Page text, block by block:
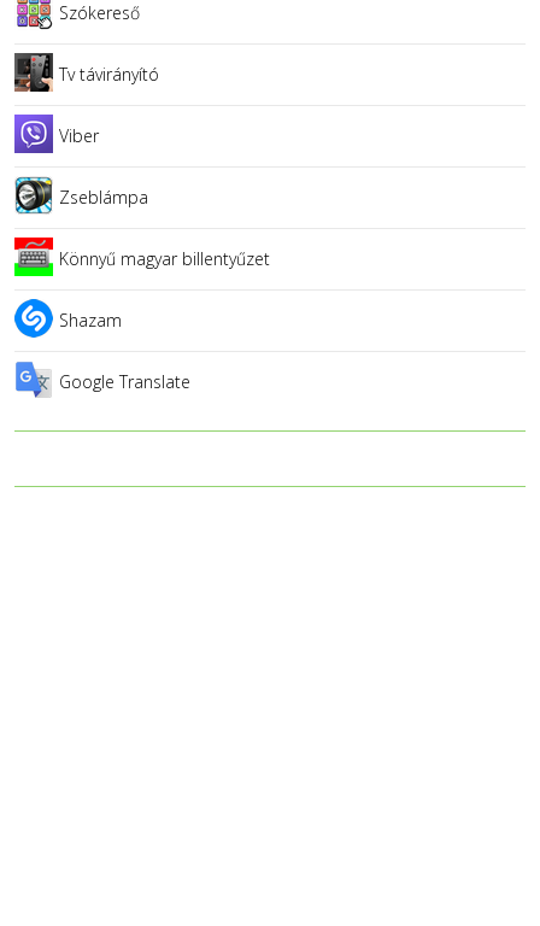
Szókereső
Tv távirányító
Viber
Zseblámpa
Könnyű magyar billentyűzet
Shazam
Google Translate